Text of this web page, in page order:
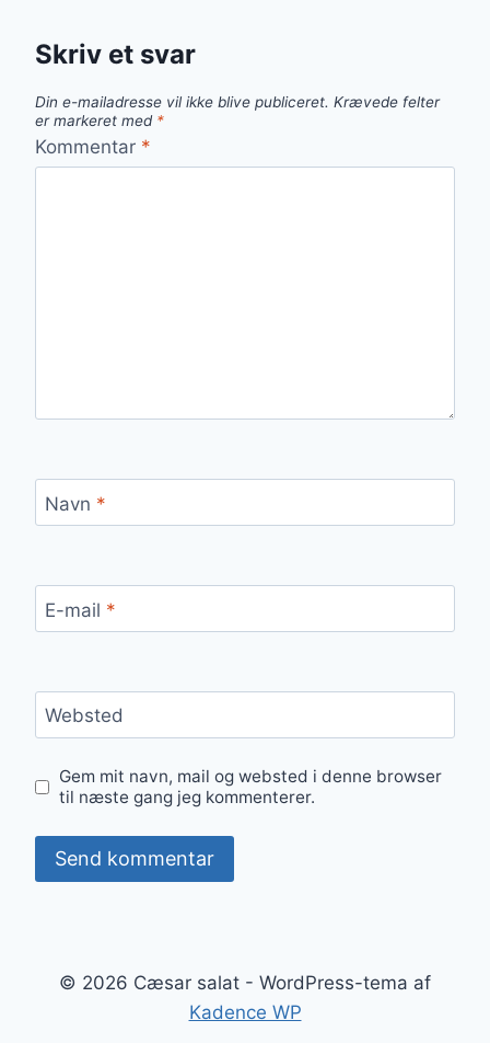
Skriv et svar
Din e-mailadresse vil ikke blive publiceret. Krævede felter
er markeret med *
Kommentar *
Navn *
E-mail *
Websted
Gem mit navn, mail og websted i denne browser
til næste gang jeg kommenterer.
© 2026 Cæsar salat - WordPress-tema af
Kadence WP